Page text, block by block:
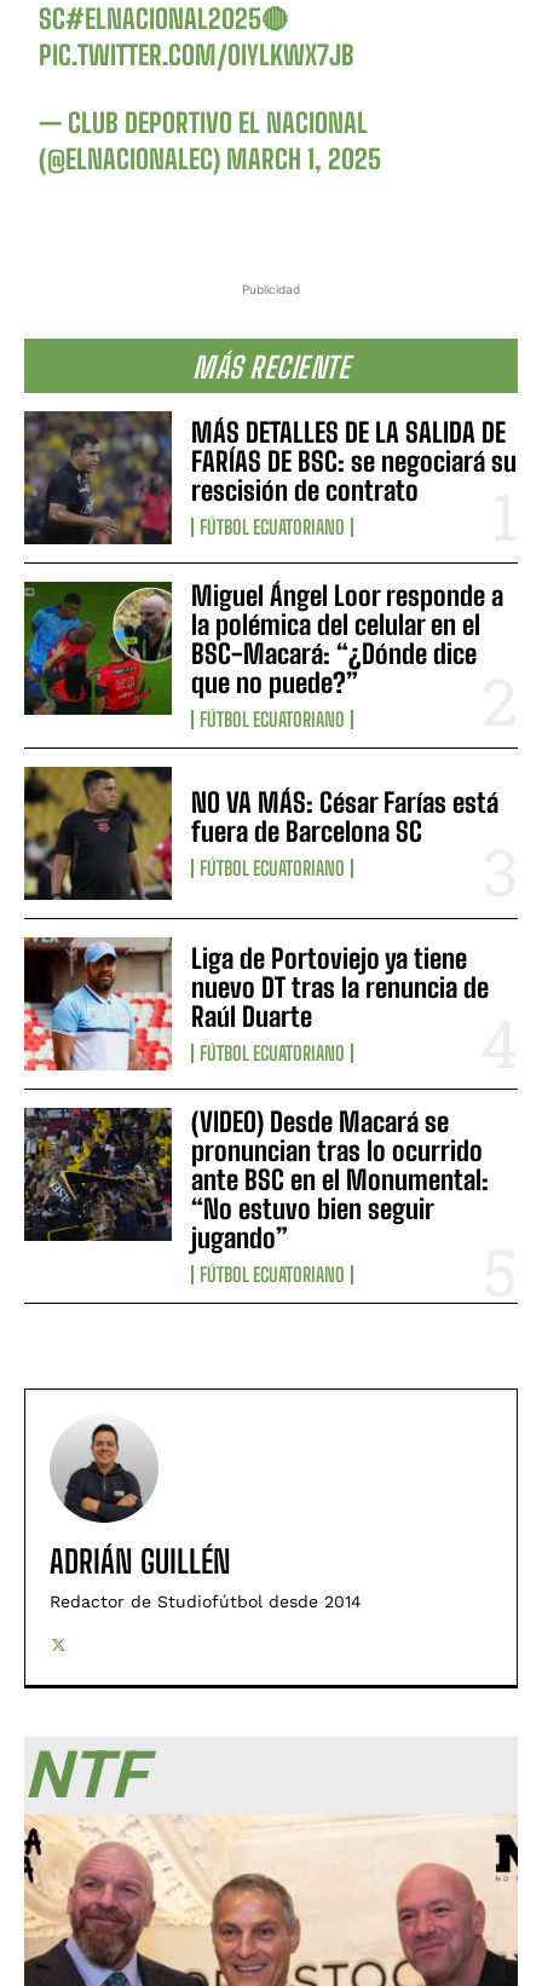
Publicidad
MÁS RECIENTE
MÁS DETALLES DE LA SALIDA DE
FARÍAS DE BSC: se negociará su
rescisión de contrato
FÚTBOL ECUATORIANO
Miguel Ángel Loor responde a
la polémica del celular en el
BSC-Macará: “¿Dónde dice
que no puede?”
FÚTBOL ECUATORIANO
NO VA MÁS: César Farías está
fuera de Barcelona SC
FÚTBOL ECUATORIANO
Liga de Portoviejo ya tiene
nuevo DT tras la renuncia de
Raúl Duarte
FÚTBOL ECUATORIANO
(VIDEO) Desde Macará se
pronuncian tras lo ocurrido
ante BSC en el Monumental:
“No estuvo bien seguir
jugando”
FÚTBOL ECUATORIANO
SC#ELNACIONAL2025🔴
PIC.TWITTER.COM/0IYLKWX7JB
— CLUB DEPORTIVO EL NACIONAL
(@ELNACIONALEC) MARCH 1, 2025
ADRIÁN GUILLÉN
Redactor de Studiofútbol desde 2014
NTF